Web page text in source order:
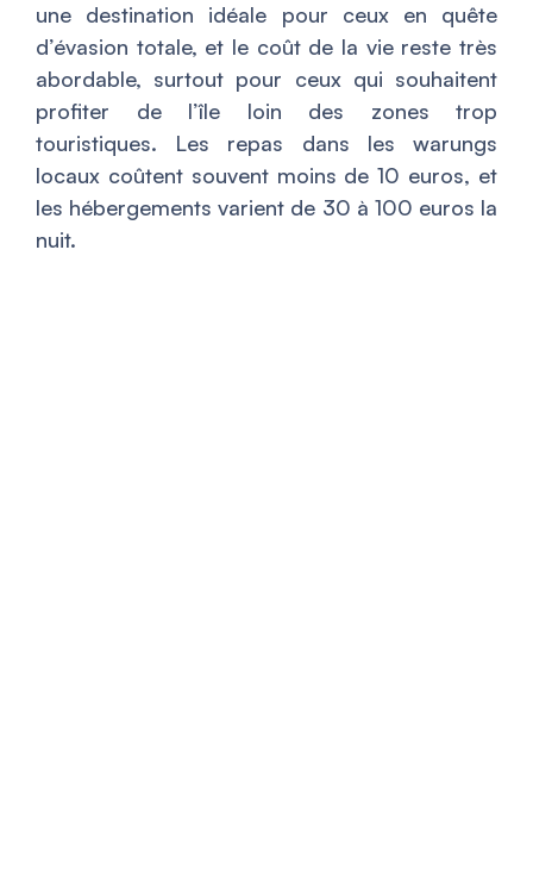
une destination idéale pour ceux en quête
d’évasion totale, et le coût de la vie reste très
abordable, surtout pour ceux qui souhaitent
profiter de l’île loin des zones trop
touristiques. Les repas dans les warungs
locaux coûtent souvent moins de 10 euros, et
les hébergements varient de 30 à 100 euros la
nuit.